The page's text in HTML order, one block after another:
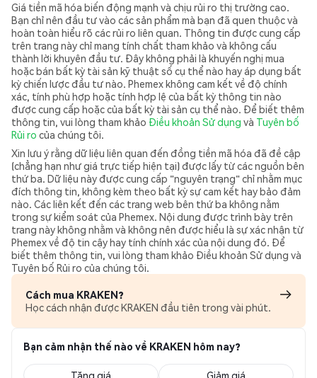
Giá tiền mã hóa biến động mạnh và chịu rủi ro thị trường cao.
Bạn chỉ nên đầu tư vào các sản phẩm mà bạn đã quen thuộc và
hoàn toàn hiểu rõ các rủi ro liên quan. Thông tin được cung cấp
trên trang này chỉ mang tính chất tham khảo và không cấu
thành lời khuyên đầu tư. Đây không phải là khuyến nghị mua
hoặc bán bất kỳ tài sản kỹ thuật số cụ thể nào hay áp dụng bất
kỳ chiến lược đầu tư nào. Phemex không cam kết về độ chính
xác, tính phù hợp hoặc tính hợp lệ của bất kỳ thông tin nào
được cung cấp hoặc của bất kỳ tài sản cụ thể nào. Để biết thêm
thông tin, vui lòng tham khảo Điều khoản Sử dụng và Tuyên bố
Rủi ro của chúng tôi.
Xin lưu ý rằng dữ liệu liên quan đến đồng tiền mã hóa đã đề cập
(chẳng hạn như giá trực tiếp hiện tại) được lấy từ các nguồn bên
thứ ba. Dữ liệu này được cung cấp "nguyên trạng" chỉ nhằm mục
đích thông tin, không kèm theo bất kỳ sự cam kết hay bảo đảm
nào. Các liên kết đến các trang web bên thứ ba không nằm
trong sự kiểm soát của Phemex. Nội dung được trình bày trên
trang này không nhằm và không nên được hiểu là sự xác nhận từ
Phemex về độ tin cậy hay tính chính xác của nội dung đó. Để
biết thêm thông tin, vui lòng tham khảo Điều khoản Sử dụng và
Tuyên bố Rủi ro của chúng tôi.
Cách mua KRAKEN?
Học cách nhận được KRAKEN đầu tiên trong vài phút.
Bạn cảm nhận thế nào về KRAKEN hôm nay?
Tăng giá Giảm giá